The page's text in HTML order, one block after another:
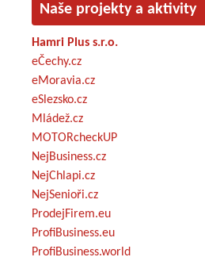
Naše projekty a aktivity
Hamri Plus s.r.o.
eČechy.cz
eMoravia.cz
eSlezsko.cz
Mládež.cz
MOTORcheckUP
NejBusiness.cz
NejChlapi.cz
NejSenioři.cz
ProdejFirem.eu
ProfiBusiness.eu
ProfiBusiness.world